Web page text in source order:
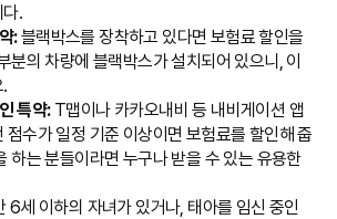
.
:블랙박스를 장착하고 있다면 보험료 할인을
분의 차량에 블랙박스가 설치되어 있으니, 이
특약:T맵이나 카카오내비 등 내비게이션 앱
점수가 일정 기준 이상이면 보험료를 할인해 줍
하는 분들이라면 누구나 받을 수 있는 유용한
6세 이하의 자녀가 있거나, 태아를 임신 중인